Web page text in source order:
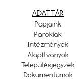
ADATTÁR
Papjaink
Parókiák
Intézmények
Alapítványok
Településjegyzék
Dokumentumok